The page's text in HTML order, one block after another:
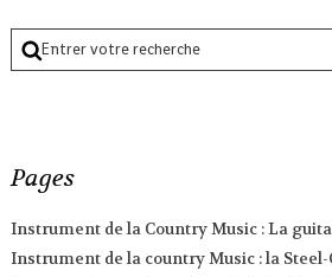
Pages
Instrument de la Country Music : La
Instrument de la country Music : la